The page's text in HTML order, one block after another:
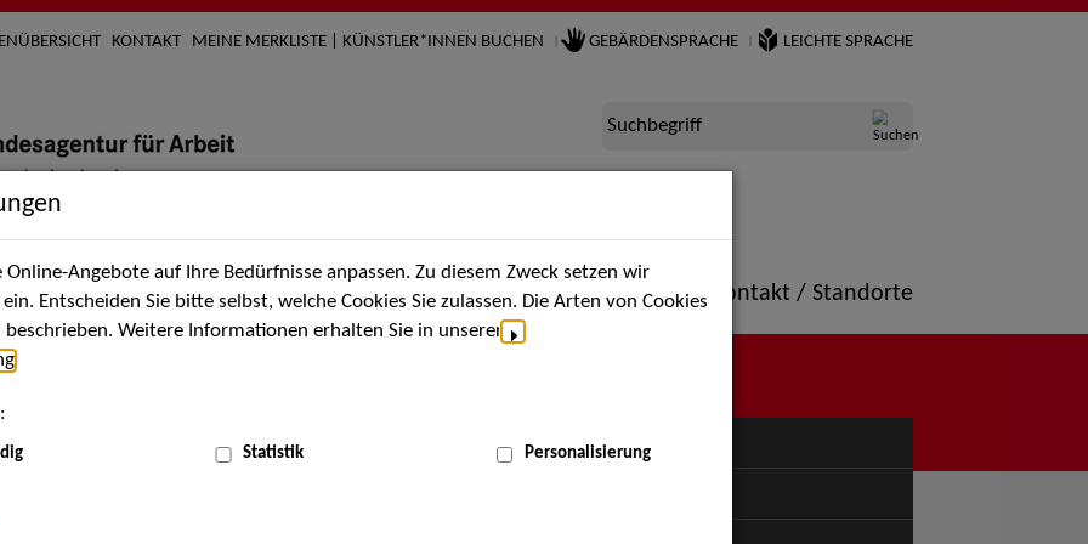
KONTAKT MEINE MERKLISTE | KÜNSTLER*INNEN BUCHEN GEBÄRDENSPRACHE LEICHTE SPRACHE
Suchbegriff
Künstler*innen Über uns Aktuelles Termine Portfolio Kontakt / Standorte
MENÜ
Angebote auf Ihre Bedürfnisse anpassen. Zu diesem Zweck setzen wir
Entscheiden Sie bitte selbst, welche Cookies Sie zulassen. Die Arten von Cookies
Weitere Informationen erhalten Sie in unserer
Statistik Personalisierung